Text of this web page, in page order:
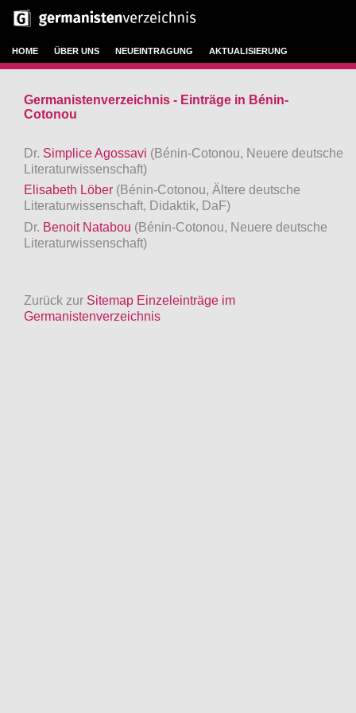
HOME ÜBER UNS NEUEINTRAGUNG AKTUALISIERUNG
Germanistenverzeichnis - Einträge in Bénin-
Cotonou
Dr. Simplice Agossavi (Bénin-Cotonou, Neuere deutsche
Literaturwissenschaft)
Elisabeth Löber (Bénin-Cotonou, Ältere deutsche
Literaturwissenschaft, Didaktik, DaF)
Dr. Benoit Natabou (Bénin-Cotonou, Neuere deutsche
Literaturwissenschaft)
Zurück zur Sitemap Einzeleinträge im
Germanistenverzeichnis